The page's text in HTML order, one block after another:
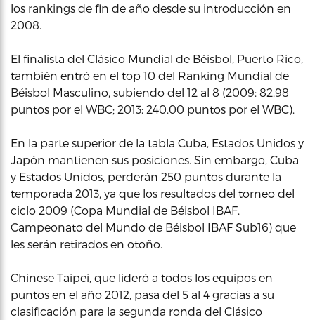
los rankings de fin de año desde su introducción en
2008.
El finalista del Clásico Mundial de Béisbol, Puerto Rico,
también entró en el top 10 del Ranking Mundial de
Béisbol Masculino, subiendo del 12 al 8 (2009: 82.98
puntos por el WBC; 2013: 240.00 puntos por el WBC).
En la parte superior de la tabla Cuba, Estados Unidos y
Japón mantienen sus posiciones. Sin embargo, Cuba
y Estados Unidos, perderán 250 puntos durante la
temporada 2013, ya que los resultados del torneo del
ciclo 2009 (Copa Mundial de Béisbol IBAF,
Campeonato del Mundo de Béisbol IBAF Sub16) que
les serán retirados en otoño.
Chinese Taipei, que lideró a todos los equipos en
puntos en el año 2012, pasa del 5 al 4 gracias a su
clasificación para la segunda ronda del Clásico